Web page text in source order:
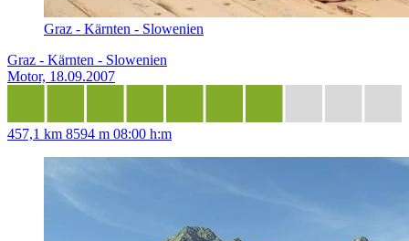
Graz - Kärnten - Slowenien
Graz - Kärnten - Slowenien
Motor, 18.09.2007
457,1 km 8594 m 08:00 h:m